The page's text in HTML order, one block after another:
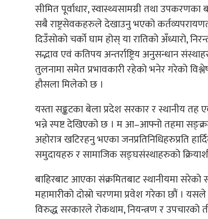
सीमित पूर्वाधार, स्वास्थ्यसामग्री तथा
सबै राष्ट्रसेवकहरुले देखाउनु भएको
दिउँसोको चर्को घाम होस् या रातिको अँध्यारो,
सद्भाव एवं कतिपय अन्तर्राष्ट्रिय अनुसन्धान
तुलनामा समेत प्रभावकारी रहेको भनेर गरेको
हौसला मिलेको छ ।
यस्ता सङ्कटका बेला प्रदेश सरकार र स्थानीय तह
भन्ने स्पष्ट देखिएको छ । म आ–आफ्नो तहमा
अहोरात्र खटिरहनु भएका जनप्रतिनिधिहरुप्रति
समुदायहरु र सामाजिक सङ्घसंस्थाहरुको
बाहिरबाट आएका संक्रमितबाट स्थानीयमा
महामारीको दोस्रो चरणमा प्रवेश गरेका छौं ।
विरुद्ध सरकारले रोकथाम, नियन्त्रण र उपचारको